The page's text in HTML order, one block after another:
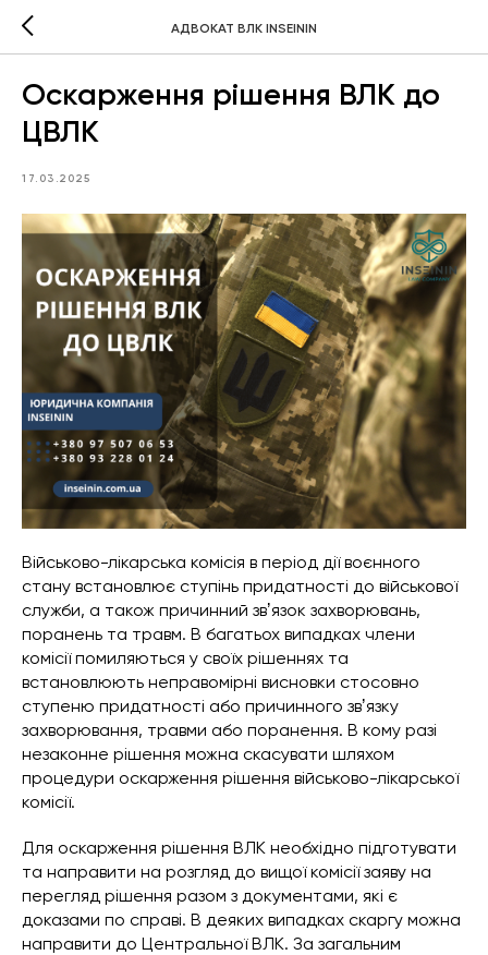
АДВОКАТ ВЛК INSEININ
Оскарження рішення ВЛК до
ЦВЛК
17.03.2025
Військово-лікарська комісія в період дії воєнного
стану встановлює ступінь придатності до військової
служби, а також причинний звʼязок захворювань,
поранень та травм. В багатьох випадках члени
комісії помиляються у своїх рішеннях та
встановлюють неправомірні висновки стосовно
ступеню придатності або причинного звʼязку
захворювання, травми або поранення. В кому разі
незаконне рішення можна скасувати шляхом
процедури оскарження рішення військово-лікарської
комісії.
Для оскарження рішення ВЛК необхідно підготувати
та направити на розгляд до вищої комісії заяву на
перегляд рішення разом з документами, які є
доказами по справі. В деяких випадках скаргу можна
направити до Центральної ВЛК. За загальним